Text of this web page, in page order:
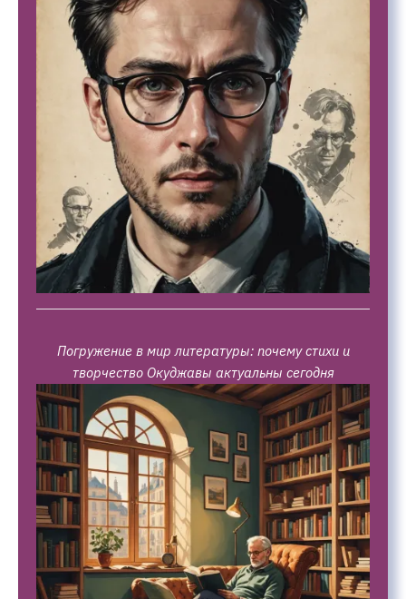
Погружение в мир литературы: почему стихи и
творчество Окуджавы актуальны сегодня